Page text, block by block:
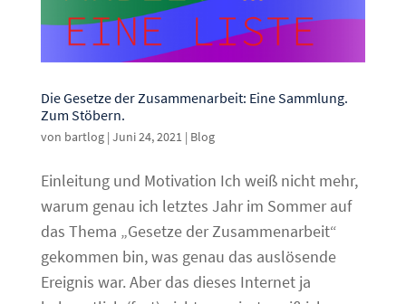
Die Gesetze der Zusammenarbeit: Eine Sammlung.
Zum Stöbern.
von bartlog| Juni 24, 2021 | Blog
Einleitung und Motivation Ich weiß nicht mehr,
warum genau ich letztes Jahr im Sommer auf
das Thema „Gesetze der Zusammenarbeit“
gekommen bin, was genau das auslösende
Ereignis war. Aber das dieses Internet ja